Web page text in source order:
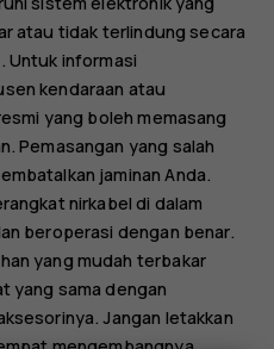
atau tidak terlindung secara
Untuk informasi
kendaraan atau
yang boleh memasang
Pemasangan yang salah
jaminan Anda.
nirkabel di dalam
beroperasi dengan benar.
yang mudah terbakar
yang sama dengan
Jangan letakkan